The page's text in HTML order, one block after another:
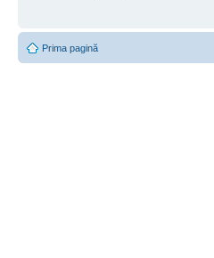
Prima pagină